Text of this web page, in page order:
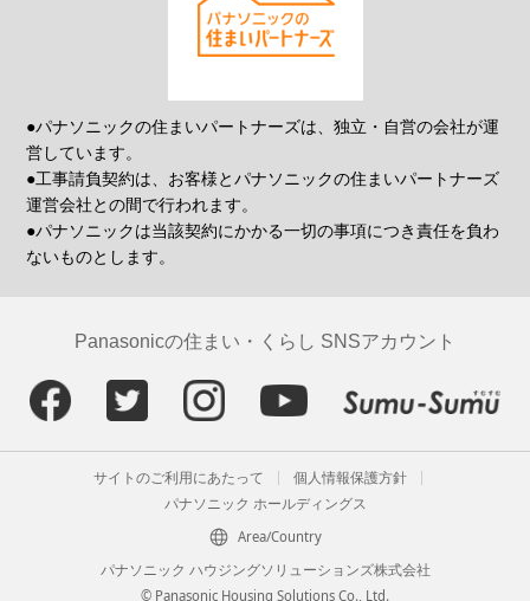
●パナソニックの住まいパートナーズは、独立・自営の会社が運
営しています。
●工事請負契約は、お客様とパナソニックの住まいパートナーズ
運営会社との間で行われます。
●パナソニックは当該契約にかかる一切の事項につき責任を負わ
ないものとします。
Panasonicの住まい・くらし SNSアカウント
サイトのご利用にあたって
個人情報保護方針
パナソニック ホールディングス
Area/Country
パナソニック ハウジングソリューションズ株式会社
© Panasonic Housing Solutions Co., Ltd.